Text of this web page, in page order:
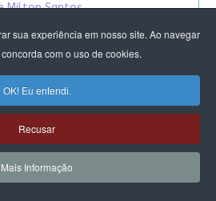
sua experiência em nosso site. Ao navegar
com o uso de cookies.
OK! Eu entendi.
Recusar
Mais Informação
Milton Santos